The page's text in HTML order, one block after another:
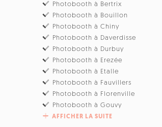
Photobooth à Bertrix
Photobooth à Bouillon
Photobooth à Chiny
Photobooth à Daverdisse
Photobooth à Durbuy
Photobooth à Erezée
Photobooth à Etalle
Photobooth à Fauvillers
Photobooth à Florenville
Photobooth à Gouvy
AFFICHER LA SUITE